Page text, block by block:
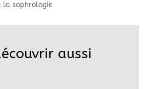
la sophrologie
aussi